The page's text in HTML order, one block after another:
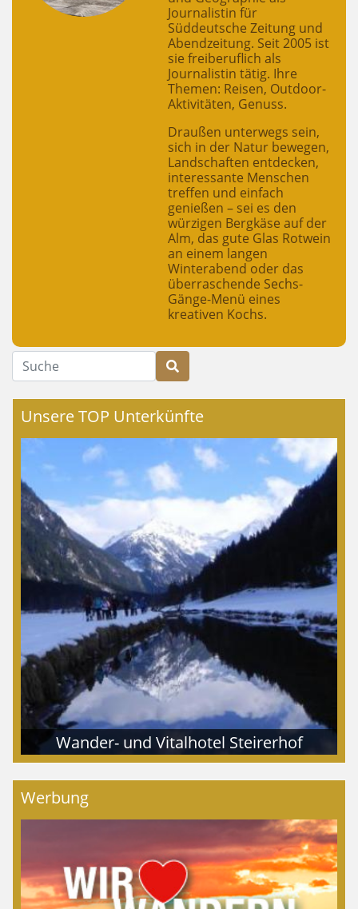
Journalistin für
Süddeutsche Zeitung und
Abendzeitung. Seit 2005 ist
sie freiberuflich als
Journalistin tätig. Ihre
Themen: Reisen, Outdoor-
Aktivitäten, Genuss.
Draußen unterwegs sein,
sich in der Natur bewegen,
Landschaften entdecken,
interessante Menschen
treffen und einfach
genießen – sei es den
würzigen Bergkäse auf der
Alm, das gute Glas Rotwein
an einem langen
Winterabend oder das
überraschende Sechs-
Gänge-Menü eines
kreativen Kochs.
Suche
Unsere TOP Unterkünfte
Wander- und Vitalhotel Steirerhof
Werbung